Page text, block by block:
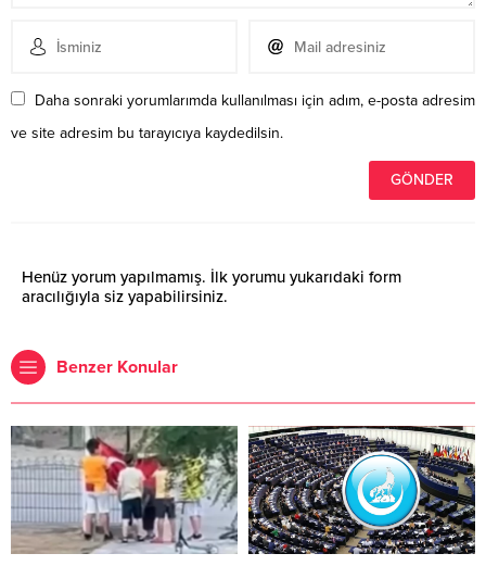
Daha sonraki yorumlarımda kullanılması için adım, e-posta adresim
ve site adresim bu tarayıcıya kaydedilsin.
Henüz yorum yapılmamış. İlk yorumu yukarıdaki form
aracılığıyla siz yapabilirsiniz.
Benzer Konular